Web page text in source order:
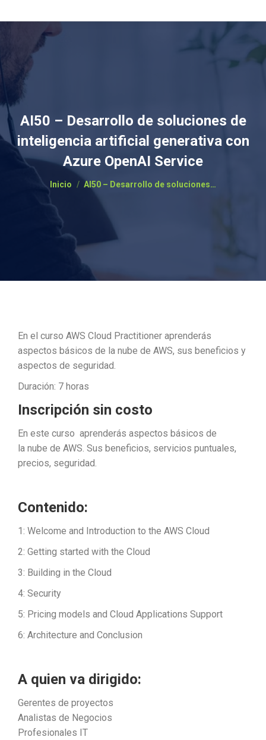
AI50 – Desarrollo de soluciones de
inteligencia artificial generativa con
Azure OpenAI Service
Estás aquí:
Inicio AI50 – Desarrollo de soluciones…
En el curso AWS Cloud Practitioner aprenderás
aspectos básicos de la nube de AWS, sus beneficios y
aspectos de seguridad.
Duración: 7 horas
Inscripción sin costo
En este curso aprenderás aspectos básicos de
la nube de AWS. Sus beneficios, servicios puntuales,
precios, seguridad.
Contenido:
1: Welcome and Introduction to the AWS Cloud
2: Getting started with the Cloud
3: Building in the Cloud
4: Security
5: Pricing models and Cloud Applications Support
6: Architecture and Conclusion
A quien va dirigido:
Gerentes de proyectos
Analistas de Negocios
Profesionales IT